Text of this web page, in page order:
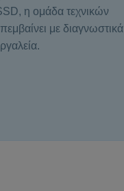
η ομάδα τεχνικών
με διαγνωστικά